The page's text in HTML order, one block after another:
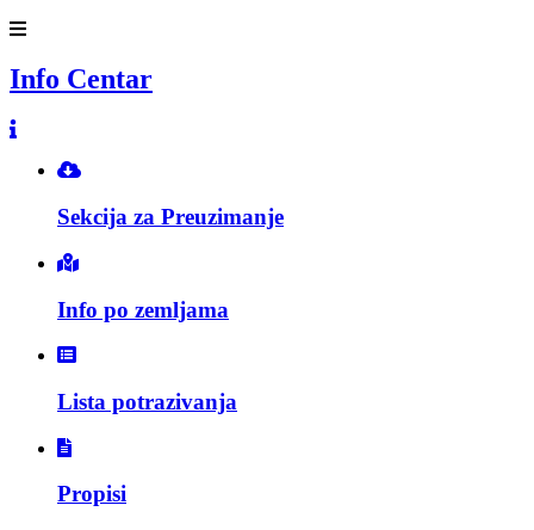
Info Centar
Sekcija za Preuzimanje
Info po zemljama
Lista potrazivanja
Propisi